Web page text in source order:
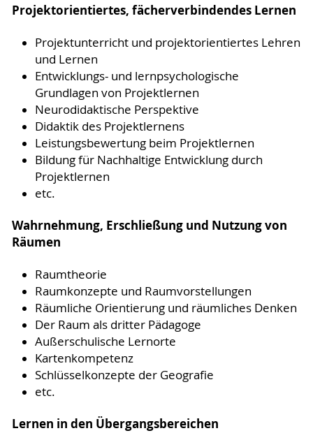
Projektorientiertes, fächerverbindendes Lernen
Projektunterricht und projektorientiertes Lehren
und Lernen
Entwicklungs- und lernpsychologische
Grundlagen von Projektlernen
Neurodidaktische Perspektive
Didaktik des Projektlernens
Leistungsbewertung beim Projektlernen
Bildung für Nachhaltige Entwicklung durch
Projektlernen
etc.
Wahrnehmung, Erschließung und Nutzung von
Räumen
Raumtheorie
Raumkonzepte und Raumvorstellungen
Räumliche Orientierung und räumliches Denken
Der Raum als dritter Pädagoge
Außerschulische Lernorte
Kartenkompetenz
Schlüsselkonzepte der Geografie
etc.
Lernen in den Übergangsbereichen